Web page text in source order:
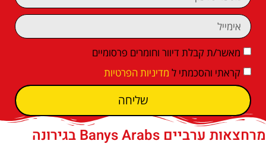
מאשר/ת קבלת דיוור וחומרים פרסומיים
קראתי והסכמתי ל מדיניות הפרטיות
שליחה
מרחצאות ערביים Banys Àrabs בגירונה